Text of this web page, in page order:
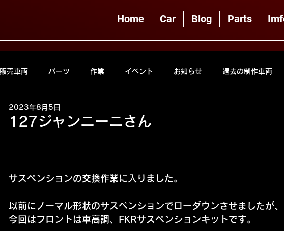
Home Car Blog Parts
販売車両 パーツ 作業 イベント お知らせ 過去の制作車両
127ジャンニーニさん
2023年8月5日
サスペンションの交換作業に入りました。
以前にノーマル形状のサスペンションでローダウンさせましたが、
今回はフロントは車高調、FKRサスペンションキットです。